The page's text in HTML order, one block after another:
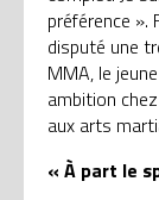
préférence ».
disputé une
MMA, le
ambition
aux arts
« À part le